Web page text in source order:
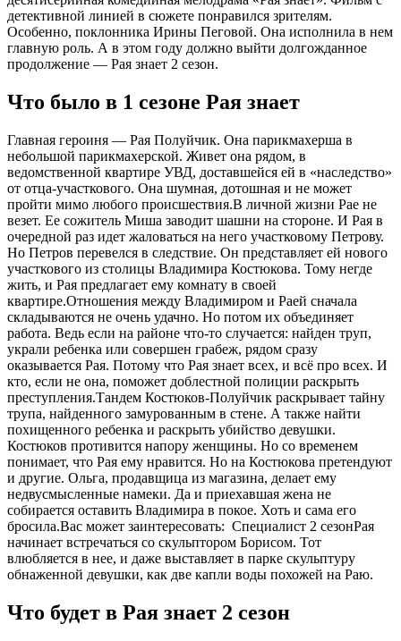
детективной линией в сюжете понравился зрителям.
Особенно, поклонника Ирины Пеговой. Она исполнила в нем
главную роль. А в этом году должно выйти долгожданное
продолжение — Рая знает 2 сезон.
Что было в 1 сезоне Рая знает
Главная героиня — Рая Полуйчик. Она парикмахерша в
небольшой парикмахерской. Живет она рядом, в
ведомственной квартире УВД, доставшейся ей в «наследство»
от отца-участкового. Она шумная, дотошная и не может
пройти мимо любого происшествия.В личной жизни Рае не
везет. Ее сожитель Миша заводит шашни на стороне. И Рая в
очередной раз идет жаловаться на него участковому Петрову.
Но Петров перевелся в следствие. Он представляет ей нового
участкового из столицы Владимира Костюкова. Тому негде
жить, и Рая предлагает ему комнату в своей
квартире.Отношения между Владимиром и Раей сначала
складываются не очень удачно. Но потом их объединяет
работа. Ведь если на районе что-то случается: найден труп,
украли ребенка или совершен грабеж, рядом сразу
оказывается Рая. Потому что Рая знает всех, и всё про всех. И
кто, если не она, поможет доблестной полиции раскрыть
преступления.Тандем Костюков-Полуйчик раскрывает тайну
трупа, найденного замурованным в стене. А также найти
похищенного ребенка и раскрыть убийство девушки.
Костюков противится напору женщины. Но со временем
понимает, что Рая ему нравится. Но на Костюкова претендуют
и другие. Ольга, продавщица из магазина, делает ему
недвусмысленные намеки. Да и приехавшая жена не
собирается оставить Владимира в покое. Хоть и сама его
бросила.Вас может заинтересовать: Специалист 2 сезонРая
начинает встречаться со скульптором Борисом. Тот
влюбляется в нее, и даже выставляет в парке скульптуру
обнаженной девушки, как две капли воды похожей на Раю.
Что будет в Рая знает 2 сезон